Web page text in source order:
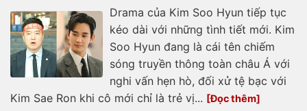
Drama của Kim Soo Hyun tiếp tục
kéo dài với những tình tiết mới. Kim
Soo Hyun đang là cái tên chiếm
sóng truyền thông toàn châu Á với
nghi vấn hẹn hò, đối xử tệ bạc với
Kim Sae Ron khi cô mới chỉ là trẻ vị...